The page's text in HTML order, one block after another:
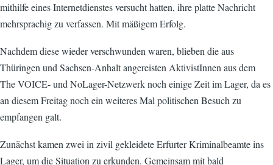
mithilfe eines Internetdienstes versucht hatten, ihre platte Nachricht
mehrsprachig zu verfassen. Mit mäßigem Erfolg.
Nachdem diese wieder verschwunden waren, blieben die aus
Thüringen und Sachsen-Anhalt angereisten AktivistInnen aus dem
The VOICE- und NoLager-Netzwerk noch einige Zeit im Lager, da es
an diesem Freitag noch ein weiteres Mal politischen Besuch zu
empfangen galt.
Zunächst kamen zwei in zivil gekleidete Erfurter Kriminalbeamte ins
Lager, um die Situation zu erkunden. Gemeinsam mit bald